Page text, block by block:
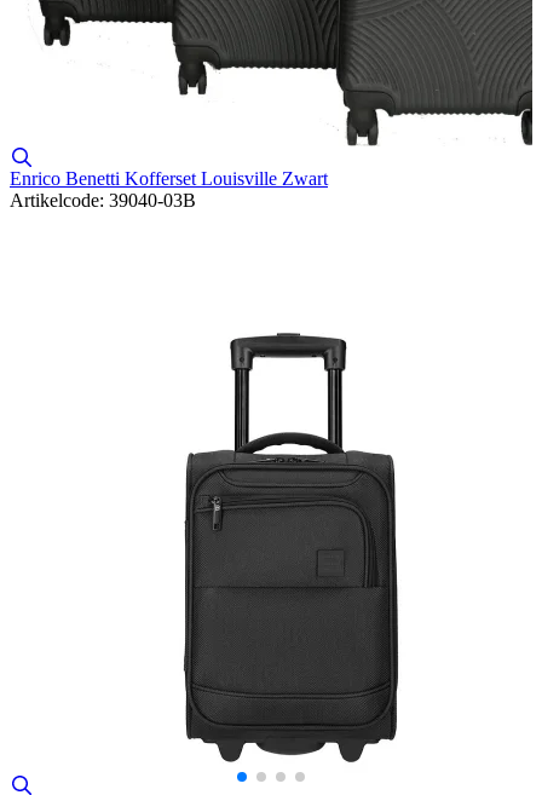
Enrico Benetti Kofferset Louisville Zwart
Artikelcode: 39040-03B